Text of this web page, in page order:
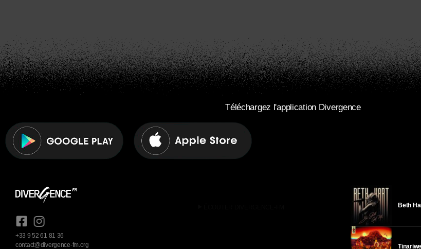
Téléchargez l'application Divergence
+33 9 52 61 81 36
contact@divergence-fm.org
Beth